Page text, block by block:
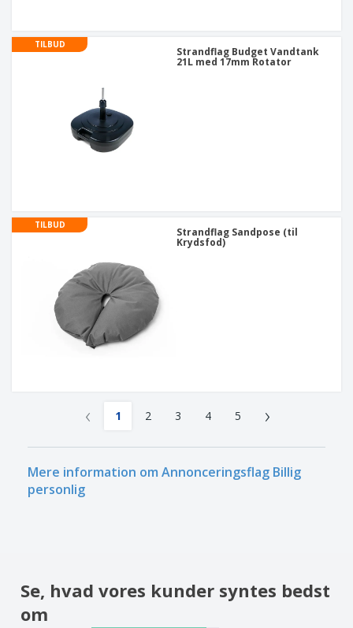
TILBUD
Strandflag Budget Vandtank
21L med 17mm Rotator
TILBUD
Strandflag Sandpose (til
Krydsfod)
‹ 1 2 3 4 5 ›
Mere information om Annonceringsflag Billig
personlig
Se, hvad vores kunder syntes bedst
om